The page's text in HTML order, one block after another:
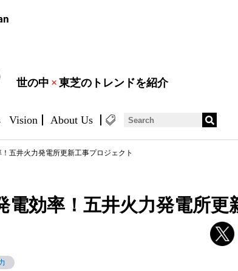
世の中 × 東芝のトレンドを紹介
Vision About Us
五井火力発電所更新工事プロジェクト
電効率！五井火力発電所更